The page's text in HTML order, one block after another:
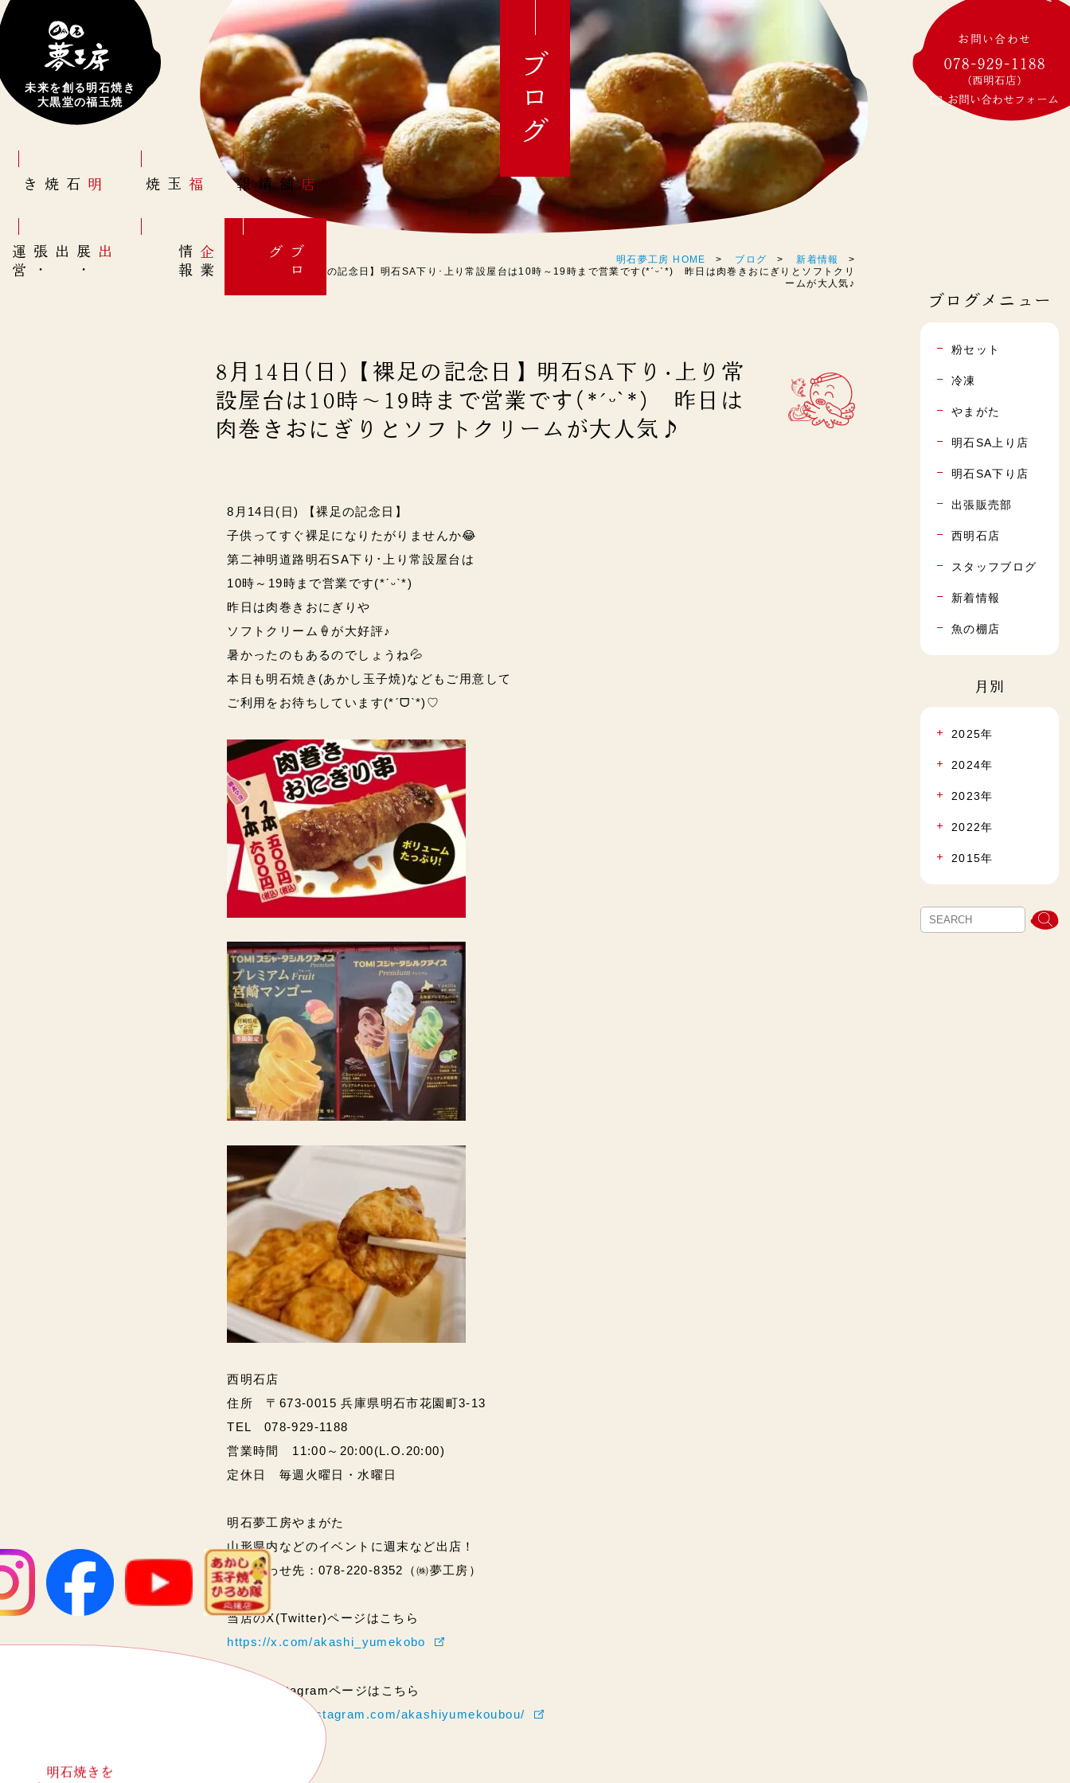
未来を創る明石焼き
大黒堂の福玉焼
明石焼き 福玉焼 店舗情報
出展
・
出張
・
運
営
企
業
情
報
ブ
ロ
グ
明石焼きを
ブログ
明石夢工房 HOME ブログ
新着情報
8月14日(日)【裸足の記念日】明石SA下り･上り常設屋台は10時～19時まで営業です(*ˊᵕˋ*) 昨日は肉巻きおにぎりとソフトクリ
ームが大人気♪
8月14日(日)【裸足の記念日】明石SA下り･上り常
設屋台は10時～19時まで営業です(*ˊᵕˋ*) 昨日は
肉巻きおにぎりとソフトクリームが大人気♪
8月14日(日) 【裸足の記念日】
子供ってすぐ裸足になりたがりませんか😂
第二神明道路 明石SA下り･上り常設屋台は
10時～19時まで営業です(*ˊᵕˋ*)
昨日は肉巻きおにぎりや
ソフトクリーム🍦が大好評♪
暑かったのもあるのでしょうね💦
本日も明石焼き(あかし玉子焼)な どもご用意して
ご利用をお待ちしています(*ˊᗜˋ*)♡
西明石店
住所 〒673-0015 兵庫県明石市花園町3-13
TEL 078-929-1188
営業時間 11:00～20:00(L.O.20:00)
定休日 毎週火曜日・水曜日
明石夢工房やまがた
山形県内などのイベントに週末など出店！
問い合わせ先：078-220-8352（㈱夢工房）
当店のX(Twitter)ページはこちら
https://x.com/akashi_yumekobo
当店のInstagramページはこちら
https://www.instagram.com/akashiyumekoubou/
お問い合わせ
078-929-1188
(西明石店)
お問い合わせフォーム
ブログメニュー
粉セット
冷凍
やまがた
明石SA上り店
明石SA下り店
出張販売部
西明石店
スタッフブログ
新着情報
魚の棚店
月別
2025年
2024年
2023年
2022年
2015年